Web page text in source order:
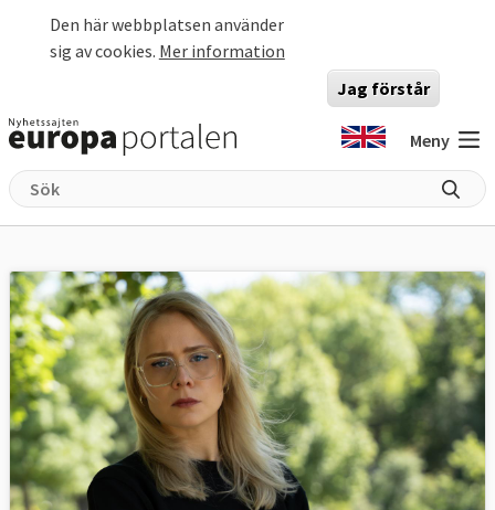
Den här webbplatsen använder
sig av cookies. Mer information
Jag förstår
Meny